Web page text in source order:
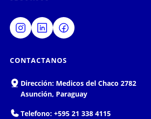
CONTACTANOS
Dirección: Medicos del Chaco 2782
Asunción, Paraguay
Telefono: +595 21 338 4115